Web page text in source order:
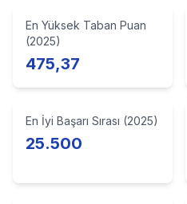
En Yüksek Taban Puan
(2025)
475,37
En İyi Başarı Sırası (2025)
25.500